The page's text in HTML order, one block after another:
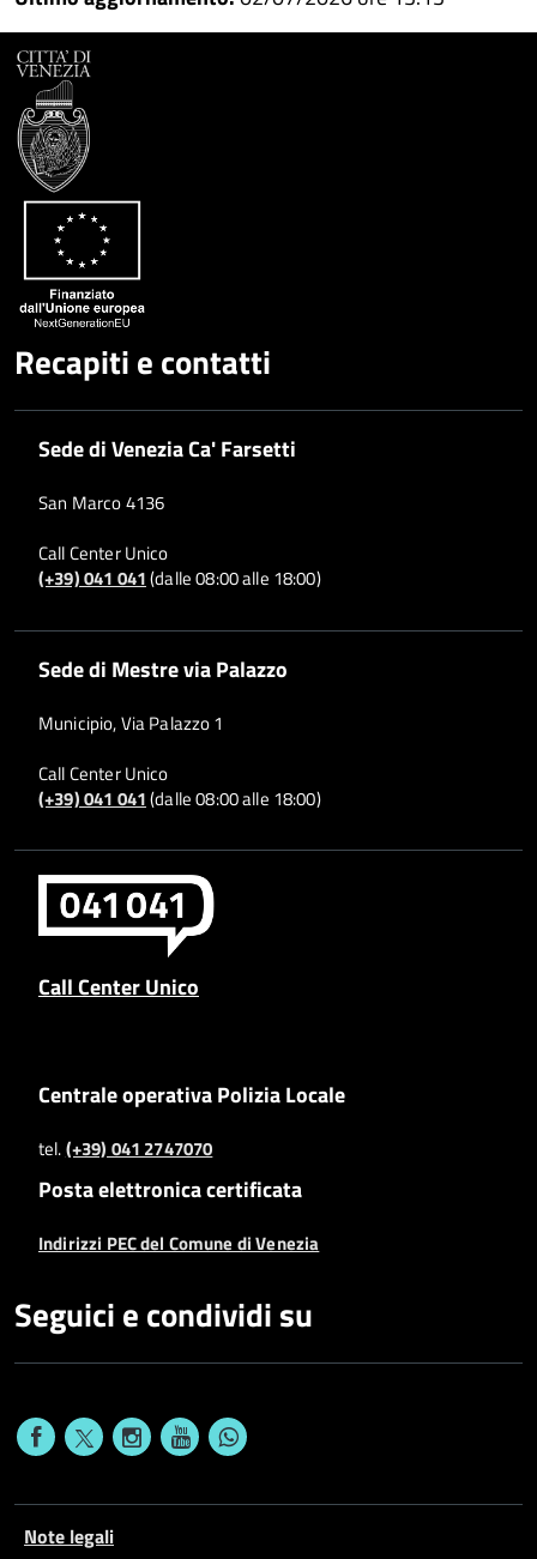
Recapiti e contatti
Sede di Venezia Ca' Farsetti
San Marco 4136
Call Center Unico
(+39) 041 041(dalle 08:00 alle 18:00)
Sede di Mestre via Palazzo
Municipio, Via Palazzo 1
Call Center Unico
(+39) 041 041(dalle 08:00 alle 18:00)
Call Center Unico
Centrale operativa Polizia Locale
tel.(+39) 041 2747070
Posta elettronica certificata
Indirizzi PEC del Comune di Venezia
Seguici e condividi su
Note legali